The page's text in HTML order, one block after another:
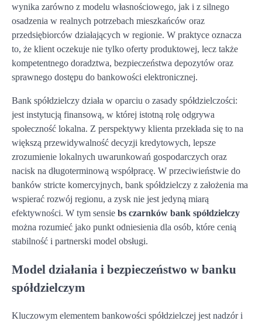
wynika zarówno z modelu własnościowego, jak i z silnego
osadzenia w realnych potrzebach mieszkańców oraz
przedsiębiorców działających w regionie. W praktyce oznacza
to, że klient oczekuje nie tylko oferty produktowej, lecz także
kompetentnego doradztwa, bezpieczeństwa depozytów oraz
sprawnego dostępu do bankowości elektronicznej.
Bank spółdzielczy działa w oparciu o zasady spółdzielczości:
jest instytucją finansową, w której istotną rolę odgrywa
społeczność lokalna. Z perspektywy klienta przekłada się to na
większą przewidywalność decyzji kredytowych, lepsze
zrozumienie lokalnych uwarunkowań gospodarczych oraz
nacisk na długoterminową współpracę. W przeciwieństwie do
banków stricte komercyjnych, bank spółdzielczy z założenia ma
wspierać rozwój regionu, a zysk nie jest jedyną miarą
efektywności. W tym sensie bs czarnków bank spółdzielczy
można rozumieć jako punkt odniesienia dla osób, które cenią
stabilność i partnerski model obsługi.
Model działania i bezpieczeństwo w banku
spółdzielczym
Kluczowym elementem bankowości spółdzielczej jest nadzór i